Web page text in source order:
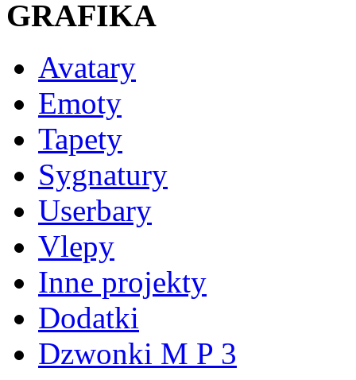
GRAFIKA
Avatary
Emoty
Tapety
Sygnatury
Userbary
Vlepy
Inne projekty
Dodatki
Dzwonki M P 3